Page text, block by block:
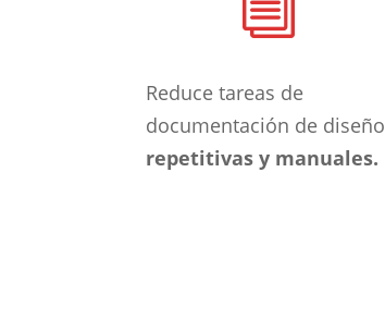
Reduce tareas de
documentación de diseño
repetitivas y manuales.